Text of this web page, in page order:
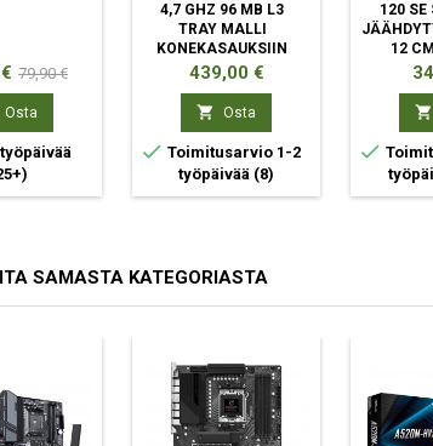
Normaali
hinta
79,90 €
Osta
4,7 GHZ 96 MB L3
TRAY MALLI
KONEKASAUKSIIN
Hinta
439,00 €
 Osta
 Toimitusarvio 1-2
työpäivää (8)
120 SE
12


SAMASTA KATEGORIASTA